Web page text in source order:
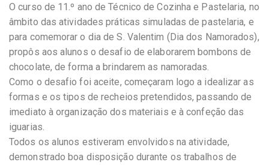
O curso de 11.º ano de Técnico de Cozinha e Pastelaria, no
âmbito das atividades práticas simuladas de pastelaria, e
para comemorar o dia de S. Valentim (Dia dos Namorados),
propôs aos alunos o desafio de elaborarem bombons de
chocolate, de forma a brindarem as namoradas.
Como o desafio foi aceite, começaram logo a idealizar as
formas e os tipos de recheios pretendidos, passando de
imediato à organização dos materiais e à confeção das
iguarias.
Todos os alunos estiveram envolvidos na atividade,
demonstrado boa disposição durante os trabalhos de